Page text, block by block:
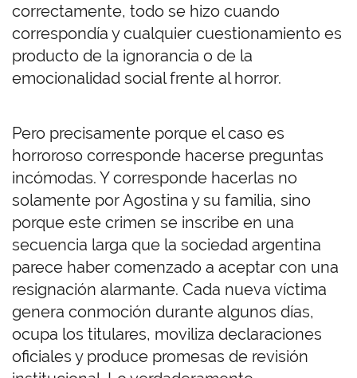
correctamente, todo se hizo cuando
correspondía y cualquier cuestionamiento es
producto de la ignorancia o de la
emocionalidad social frente al horror.
Pero precisamente porque el caso es
horroroso corresponde hacerse preguntas
incómodas. Y corresponde hacerlas no
solamente por Agostina y su familia, sino
porque este crimen se inscribe en una
secuencia larga que la sociedad argentina
parece haber comenzado a aceptar con una
resignación alarmante. Cada nueva víctima
genera conmoción durante algunos días,
ocupa los titulares, moviliza declaraciones
oficiales y produce promesas de revisión